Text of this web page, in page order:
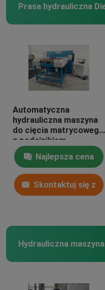
Automatyczna
hydrauliczna maszyna
do cięcia matrycowego
z podajnikiem
jednostronnym do
pianki EVA / pianki
Najlepsza cena
Skontaktuj się z